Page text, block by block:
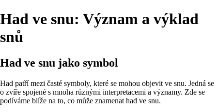
Had ve snu: Význam a výklad
snů
Had ve snu jako symbol
Had patří mezi časté symboly, které se mohou objevit ve snu. Jedná se
o zvíře spojené s mnoha různými interpretacemi a významy. Zde se
podíváme blíže na to, co může znamenat had ve snu.